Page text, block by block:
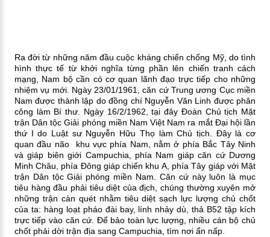
Ra đời từ những năm đầu cuộc kháng chiến chống Mỹ, do tình
hình thực tế từ khởi nghĩa từng phần lên chiến tranh cách
mạng, Nam bộ cần có cơ quan lãnh đạo trực tiếp cho những
nhiệm vụ mới. Ngày 23/01/1961, căn cứ Trung ương Cục miền
Nam được thành lập do đồng chí Nguyễn Văn Linh được phân
công làm Bí thư.
Ngày 16/2/1962, tại đây Đoàn Chủ tịch Mặt
trận Dân tộc Giải phóng miền Nam Việt Nam ra mắt Đại hội lần
thứ I do Luật sư Nguyễn Hữu Thọ làm Chủ tịch. Đây là cơ
quan đầu não khu vực phía Nam, nằm ở phía Bắc Tây Ninh
và giáp biên giới Campuchia, phía Nam giáp căn cứ Dương
Minh Châu, phía Đông giáp chiến khu A, phía Tây giáp với Mặt
trận Dân tộc Giải phóng miền Nam. Căn cứ này luôn là mục
tiêu hàng đầu phải tiêu diệt của địch, chúng thường xuyên mở
những trận càn quét nhằm tiêu diệt sạch lực lượng chủ chốt
của ta: hàng loạt pháo đài bay, lính nhảy dù, thả B52 tập kích
trực tiếp vào căn cứ. Để bảo toàn lực lượng, nhiều cán bộ chủ
chốt phải dời trận địa sang Campuchia, tìm nơi ẩn nấp.